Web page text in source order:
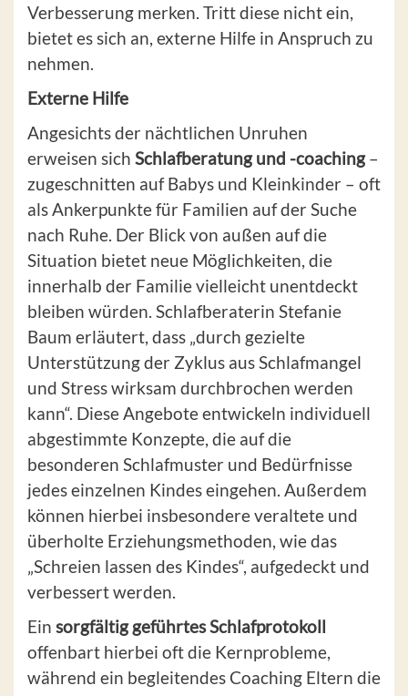
Verbesserung merken. Tritt diese nicht ein,
bietet es sich an, externe Hilfe in Anspruch zu
nehmen.
Externe Hilfe
Angesichts der nächtlichen Unruhen
erweisen sich Schlafberatung und -coaching–
zugeschnitten auf Babys und Kleinkinder – oft
als Ankerpunkte für Familien auf der Suche
nach Ruhe. Der Blick von außen auf die
Situation bietet neue Möglichkeiten, die
innerhalb der Familie vielleicht unentdeckt
bleiben würden. Schlafberaterin Stefanie
Baum erläutert, dass „durch gezielte
Unterstützung der Zyklus aus Schlafmangel
und Stress wirksam durchbrochen werden
kann“. Diese Angebote entwickeln individuell
abgestimmte Konzepte, die auf die
besonderen Schlafmuster und Bedürfnisse
jedes einzelnen Kindes eingehen. Außerdem
können hierbei insbesondere veraltete und
überholte Erziehungsmethoden, wie das
„Schreien lassen des Kindes“, aufgedeckt und
verbessert werden.
Ein sorgfältig geführtes Schlafprotokoll
offenbart hierbei oft die Kernprobleme,
während ein begleitendes Coaching Eltern die